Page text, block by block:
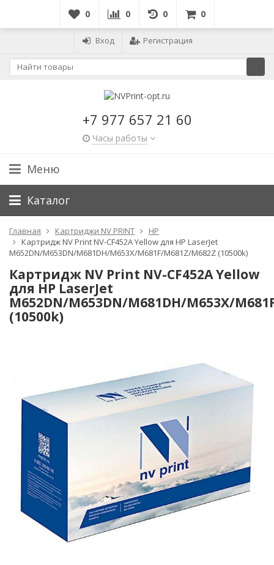
0 0 0 0
Вход Регистрация
+7 977 657 21 60
Часы работы
Меню
Каталог
Главная Картриджи NV PRINT
HP
Картридж NV Print NV-CF452A Yellow для HP LaserJet
M652DN/M653DN/M681DH/M653X/M681F/M681Z/M682Z (10500k)
Картридж NV Print NV-CF452A Yellow
для HP LaserJet
M652DN/M653DN/M681DH/M653X/
(10500k)